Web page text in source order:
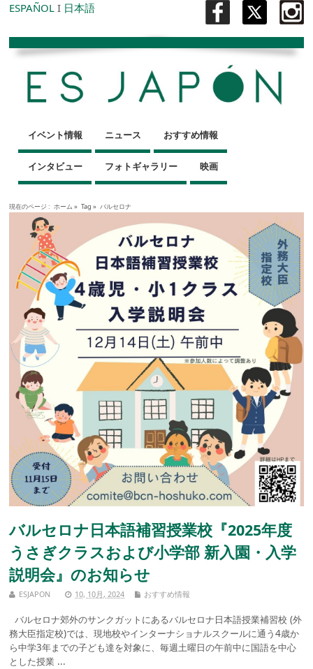
ESPAÑOL I 日本語
イベント情報 ニュース おすすめ情報
インタビュー フォトギャラリー 映画
現在のページ : ホーム » Tag » バルセロナ
バルセロナ日本語補習授業校『2025年度
うさぎクラスおよび小学部 新入園・入学
説明会』のお知らせ
ESJAPON 10, 10月, 2024 おすすめ情報
バルセロナ郊外のサンクガットにあるバルセロナ日本語授業補習校 (外
務大臣指定校)では、現地校やインターナショナルスクールに通う4歳か
ら中学3年までの子ども達を対象に、毎週土曜日の午前中に国語を中心
とした授業 ...